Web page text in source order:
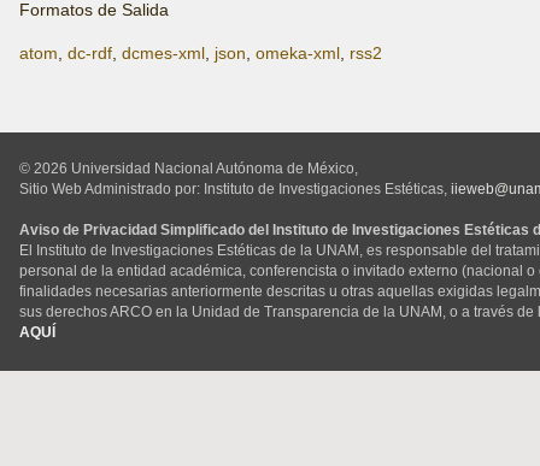
Formatos de Salida
atom, dc-rdf, dcmes-xml, json, omeka-xml, rss2
© 2026 Universidad Nacional Autónoma de México,
Sitio Web Administrado por: Instituto de Investigaciones Estéticas,
Aviso de Privacidad Simplificado del Instituto de Investigaciones Estéticas
El Instituto de Investigaciones Estéticas de la UNAM, es responsable del
personal de la entidad académica, conferencista o invitado externo (nacional
finalidades necesarias anteriormente descritas u otras aquellas exigidas
sus derechos ARCO en la Unidad de Transparencia de la UNAM, o a través
AQUÍ